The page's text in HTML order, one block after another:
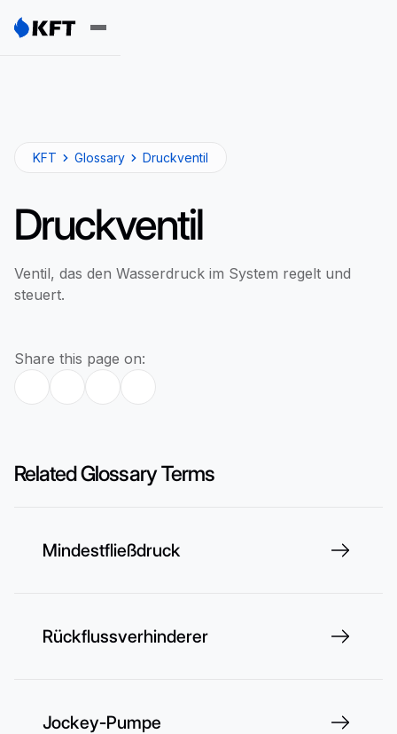
KFT Glossary Druckventil
Druckventil
Ventil, das den Wasserdruck im System regelt und
steuert.
Share this page on:
Related Glossary Terms
Mindestfließdruck
Rückflussverhinderer
Jockey-Pumpe